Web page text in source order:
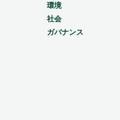
環境
社会
ガバナンス